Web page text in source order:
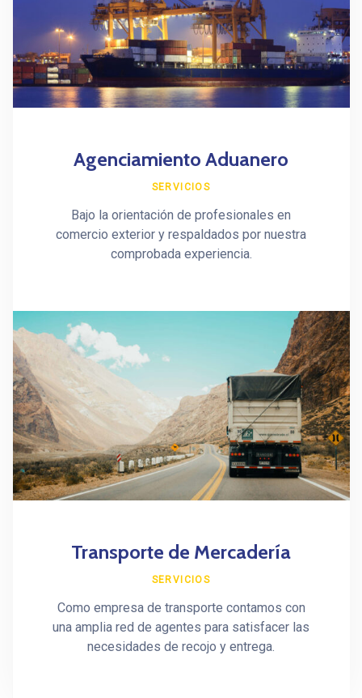
Agenciamiento Aduanero
SERVICIOS
Bajo la orientación de profesionales en
comercio exterior y respaldados por nuestra
comprobada experiencia.
Transporte de Mercadería
SERVICIOS
Como empresa de transporte contamos con
una amplia red de agentes para satisfacer las
necesidades de recojo y entrega.